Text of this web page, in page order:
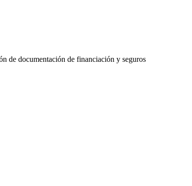
de documentación de financiación y seguros